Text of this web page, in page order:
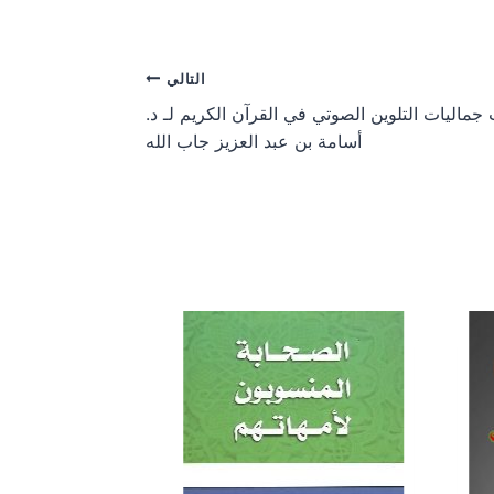
التالي
جماليات التلوين الصوتي في القرآن الكريم لـ د.
أسامة بن عبد العزيز جاب الله